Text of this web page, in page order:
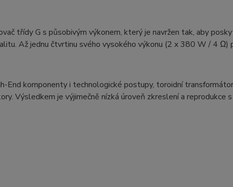
třídy G s působivým výkonem, který je navržen tak, aby
Až jednu čtvrtinu svého vysokého výkonu (2 x 380 W / 4 Ω)
End komponenty i technologické postupy, toroidní
Výsledkem je výjimečně nízká úroveň zkreslení a reprodukce